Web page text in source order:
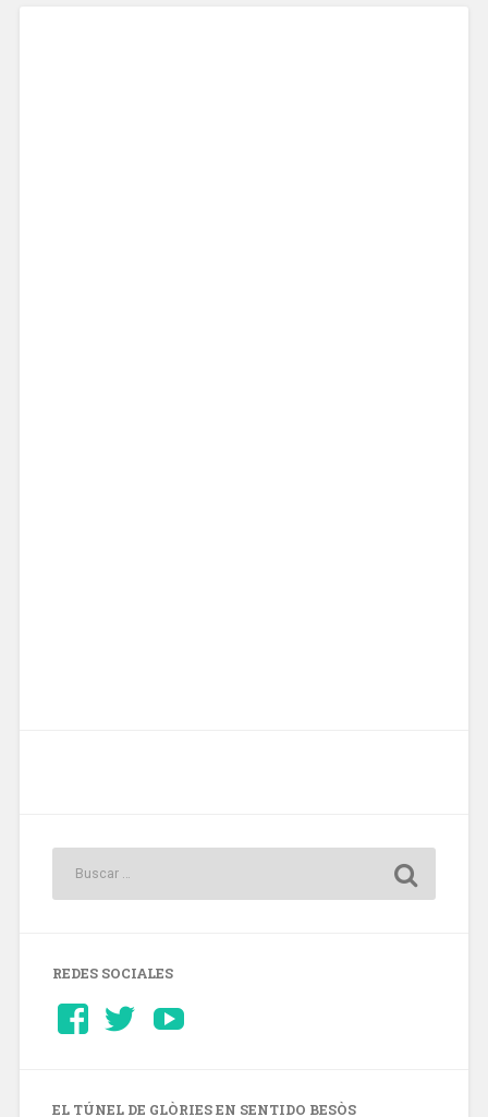
REDES SOCIALES
Ver
perfil
Ver
perfil
EL TÚNEL DE GLÒRIES EN SENTIDO BESÒS